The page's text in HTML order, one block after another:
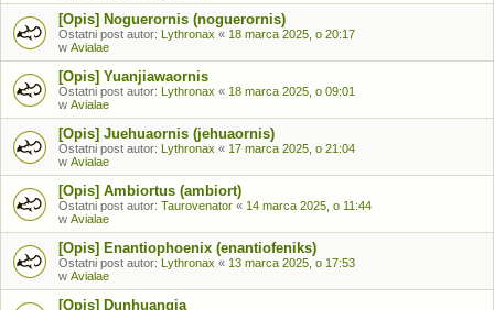
[Opis] Noguerornis (noguerornis)
Ostatni post autor: Lythronax « 18 marca 2025, o 20:17
w Avialae
[Opis] Yuanjiawaornis
Ostatni post autor: Lythronax « 18 marca 2025, o 09:01
w Avialae
[Opis] Juehuaornis (jehuaornis)
Ostatni post autor: Lythronax « 17 marca 2025, o 21:04
w Avialae
[Opis] Ambiortus (ambiort)
Ostatni post autor: Taurovenator « 14 marca 2025, o 11:44
w Avialae
[Opis] Enantiophoenix (enantiofeniks)
Ostatni post autor: Lythronax « 13 marca 2025, o 17:53
w Avialae
[Opis] Dunhuangia